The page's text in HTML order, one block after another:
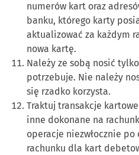
numerów kart oraz
banku, którego karty
aktualizować za każdym
nowa kartę.
Należy ze sobą nosić
potrzebuje. Nie należy
się rzadko korzysta.
Traktuj transakcje
inne dokonane na
operacje niezwłocznie
rachunku dla kart